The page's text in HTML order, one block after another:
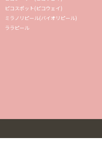
ピコスポット(ピコウェイ)
ミラノリピール(バイオリピール)
ララピール